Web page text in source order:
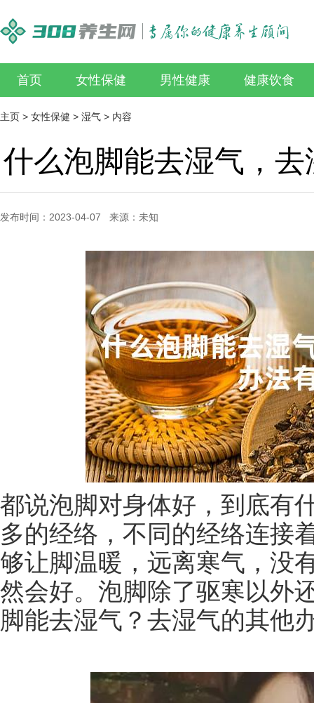
首页 女性保健 男性健康 健康饮食
主页 > 女性保健 > 湿气 > 内容
什么泡脚能去湿气，
发布时间：2023-04-07 来源：未知
都说泡脚对身体好，到底有
多的经络，不同的经络连接
够让脚温暖，远离寒气，没
然会好。泡脚除了驱寒以外
脚能去湿气？去湿气的其他